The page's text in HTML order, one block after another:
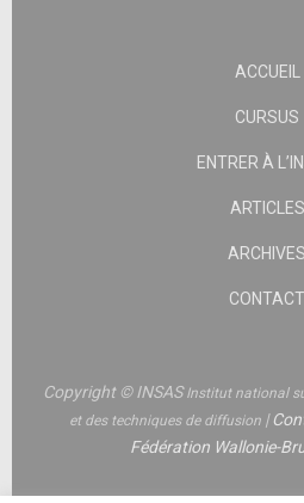
ACCUEIL
CURSUS
ENTRER À
ARTICLES
ARCHIVES
CONTACT
Copyright © INSASInstitut national
et des techniques de diffusion |
Fédération Wallonie-